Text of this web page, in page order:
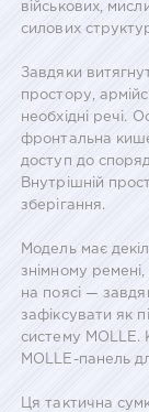
військових,
силових
Завдяки
простору,
необхідні речі.
фронтальна
доступ до
Внутрішній
зберігання.
Модель має
знімному
на поясі —
зафіксувати як
систему MOLLE.
MOLLE-панель
Ця тактична